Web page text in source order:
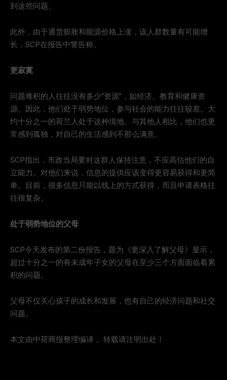
到这些问题。
此外，由于通货膨胀和能源价格上涨，该人群数量有可能增
长，SCP在报告中警告称。
更寂寞
问题堆积的人往往没有多少“资源”，如经济、教育和健康资
源。因此，他们处于弱势地位，参与社会的能力往往较差。大
约十分之一的荷兰人处于这种境地。与其他人相比，他们也更
常感到孤独，对自己的生活感到不那么满意。
SCP指出，市政当局要对这群人保持注意，不应高估他们的自
立能力。对他们来说，信息的提供应该变得更容易获得和更简
单。目前，很多信息只能以线上的方式获得，而且申请表格往
往很复杂。
处于弱势地位的父母
SCP今天发布的第二份报告，题为《更深入了解父母》显示，
超过十分之一的有未成年子女的父母在至少三个方面面临着累
积的问题。
父母不仅关心孩子的成长和发展，也有自己的经济问题和社交
问题。
本文由中荷商报整理编译， 转载请注明出处！